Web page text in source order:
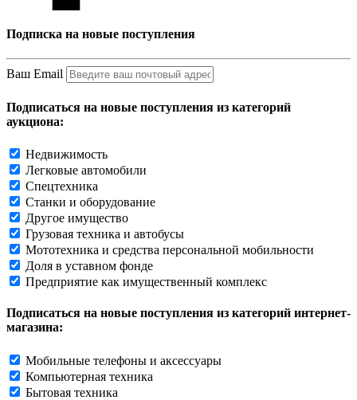
Подписка на новые поступления
Ваш Email
Подписаться на новые поступления из категорий
аукциона:
Недвижимость
Легковые автомобили
Спецтехника
Станки и оборудование
Другое имущество
Грузовая техника и автобусы
Мототехника и средства персональной мобильности
Доля в уставном фонде
Предприятие как имущественный комплекс
Подписаться на новые поступления из категорий интернет-
магазина:
Мобильные телефоны и аксессуары
Компьютерная техника
Бытовая техника